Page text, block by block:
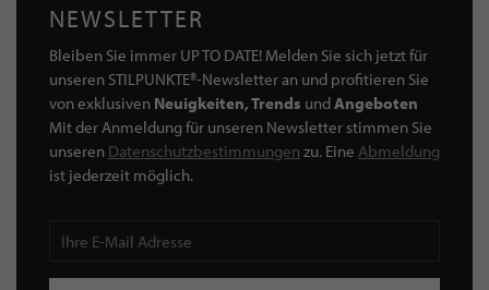
NEWSLETTER
Bleiben Sie immer UP TO DATE! Melden Sie sich jetzt für
unseren STILPUNKTE®-Newsletter an und profitieren Sie
von exklusiven Neuigkeiten, Trends undAngeboten
Mit der Anmeldung für unseren Newsletter stimmen Sie
unseren Datenschutzbestimmungen zu. Eine Abmeldung
ist jederzeit möglich.